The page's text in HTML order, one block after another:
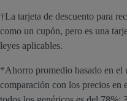
†La tarjeta de descuento para
como un cupón, pero es una
leyes aplicables.
*Ahorro promedio basado en el
comparación con los precios en